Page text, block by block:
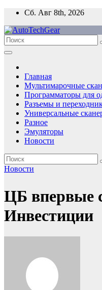
Перейти
содержимому
Сб. Авг 8th, 2026
Главная
Мультимарочные
Программаторы для
Разъемы и
Универсальные
Разное
Эмуляторы
Новости
Новости
ЦБ впервые
Инвестиции